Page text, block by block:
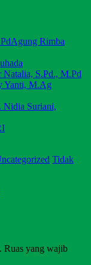
Agung Rimba
Natalia, S.Pd., M.Pd
Yanti, M.Ag
Nidia Suriani,
Tidak
Ruas yang wajib